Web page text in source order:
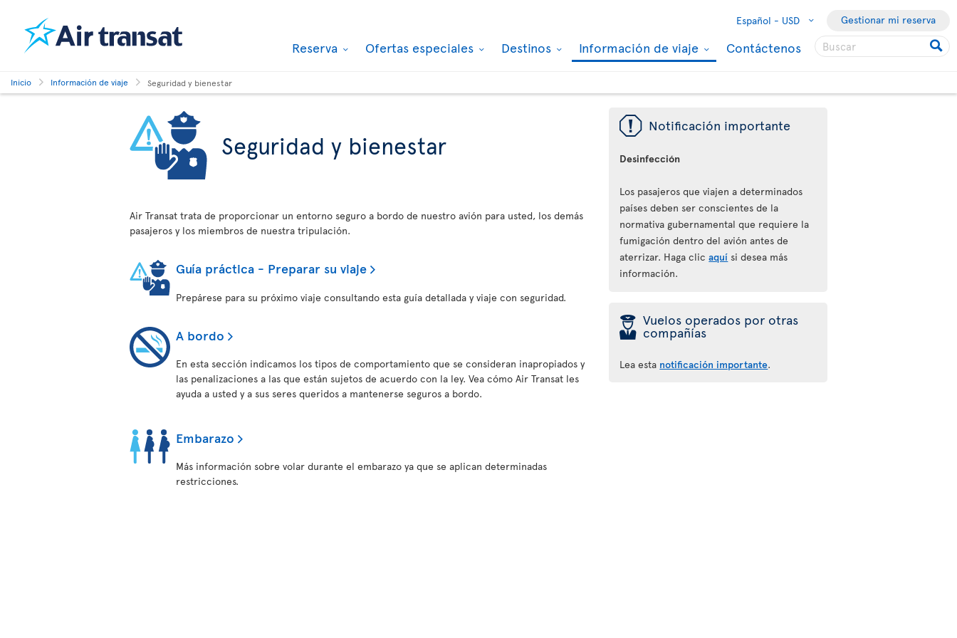
Español - USD Gestionar mi reserva
Reserva Ofertas especiales Destinos Información de viaje Contáctenos
Inicio Información de viaje Seguridad y bienestar
Seguridad y bienestar
Air Transat trata de proporcionar un entorno seguro a bordo de nuestro avión para usted, los demás
pasajeros y los miembros de nuestra tripulación.
Guía práctica - Preparar su viaje
Prepárese para su próximo viaje consultando esta guía detallada y viaje con seguridad.
A bordo
En esta sección indicamos los tipos de comportamiento que se consideran inapropiados y
las penalizaciones a las que están sujetos de acuerdo con la ley. Vea cómo Air Transat les
ayuda a usted y a sus seres queridos a mantenerse seguros a bordo.
Embarazo
Más información sobre volar durante el embarazo ya que se aplican determinadas
restricciones.
ü Notificación importante
Desinfección
Los pasajeros que viajen a determinados
países deben ser conscientes de la
normativa gubernamental que requiere la
fumigación dentro del avión antes de
aterrizar. Haga clicaquí si desea más
información.
þ Vuelos operados por otras
compañías
Lea esta notificación importante.